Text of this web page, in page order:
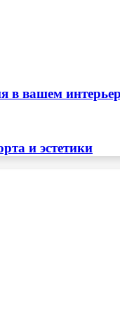
в вашем
и эстетики